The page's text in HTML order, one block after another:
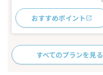
おすすめポイント
すべてのプランを見る